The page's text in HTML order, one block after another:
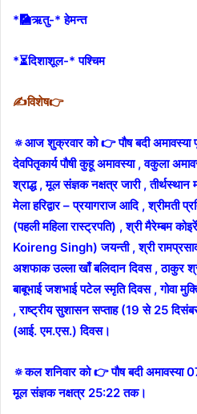
*🎑ऋतु-* हेमन्त
*⏳दिशाशूल-* पश्चिम
✍विशेष👉
🔅आज शुक्रवार को 👉 पौष बदी अमावस्या
देवपितृकार्य पौषी कुहू अमावस्या , वकुला
श्राद्ध , मूल संज्ञक नक्षत्र जारी , तीर्थस्थान
मेला हरिद्वार – प्रयागराज आदि , श्रीमती
(पहली महिला रास्ट्रपति) , श्री मैरेम्बम
Koireng Singh) जयन्ती , श्री
अशफाक उल्ला खाँ बलिदान दिवस , ठाकुर
बाबूभाई जशभाई पटेल स्मृति दिवस , गोवा
, राष्ट्रीय सुशासन सप्‍ताह (19 से 25
(आई. एम.एस.) दिवस।
🔅कल शनिवार को 👉 पौष बदी अमावस्या
मूल संज्ञक नक्षत्र 25:22 तक।